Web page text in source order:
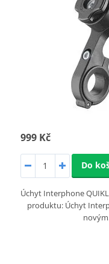
999 Kč
Do
Úchyt Interphone
produktu: Úchyt